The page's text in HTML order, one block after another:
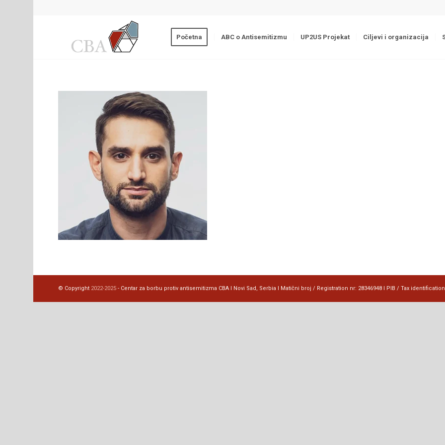
Početna ABC o Antisemitizmu UP2US Projekat Ciljevi i organizacija
© Copyright 2022-2025 - Centar za borbu protiv antisemitizma CBA I Novi Sad, Serbia I Matični broj / Registration nr: 28346948 I PIB / Tax identification